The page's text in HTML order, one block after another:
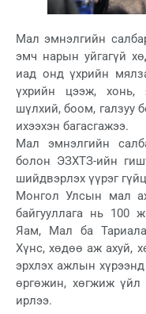
Мал эмнэлгийн
эмч нарын уйгагүй
иад онд үхрийн
үхрийн цээж, хонь,
шүлхий, боом, галзуу
ихээхэн багасгажээ.
Мал эмнэлгийн
болон ЭЗХТЗ-ийн
шийдвэрлэх үүрэг
Монгол Улсын мал
байгууллага нь 100
Яам, Мал ба
Хүнс, хөдөө аж ахуй,
эрхлэх ажлын
өргөжин, хөгжиж үйл
ирлээ.